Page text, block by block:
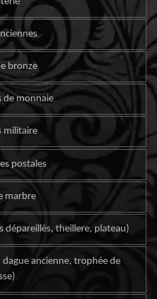
bronze
de monnaie
militaire
postales
marbre
dépareillés, theillere, plateau)
ancienne, trophée de